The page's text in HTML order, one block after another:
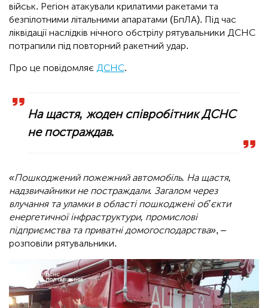
військ. Регіон атакували крилатими ракетами та
безпілотними літальними апаратами (БпЛА). Під час
ліквідації наслідків нічного обстрілу рятувальники ДСНС
потрапили під повторний ракетний удар.
Про це повідомляє ДСНС.
На щастя, жоден співробітник ДСНС
не постраждав.
«Пошкоджений пожежний автомобіль. На щастя,
надзвичайники не постраждали. Загалом через
влучання та уламки в області пошкоджені об’єкти
енергетичної інфраструктури, промислові
підприємства та приватні домогосподарства», –
розповіли рятувальники.